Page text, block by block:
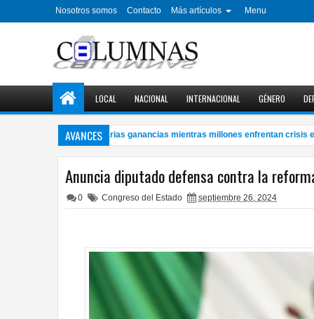
Nosotros somos Contacto Más artículos Menu
LOCAL NACIONAL INTERNACIONAL GÉNERO
AVANCES
Petroleras con millonarias ganancias mientras millones enfrentan crisis
Anuncia diputado defensa contra la
0 Congreso del Estado septiembre 26, 2024